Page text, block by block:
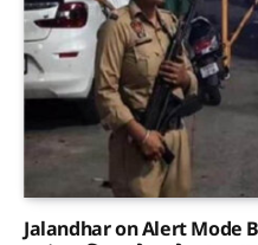
Jalandhar on Alert Mode